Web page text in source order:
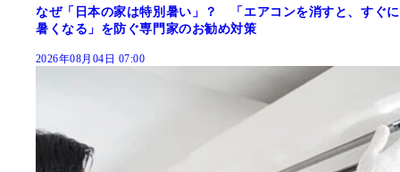
なぜ「日本の家は特別暑い」？ 「エアコンを消すと、すぐに
暑くなる」を防ぐ専門家のお勧め対策
2026年08月04日 07:00